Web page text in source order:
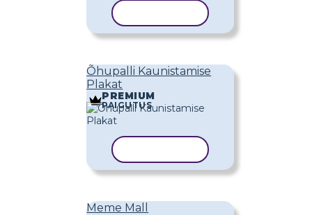
Õhupalli Kaunistamise
Plakat
PREMIUM
PAIGUTUS
Meme Mall